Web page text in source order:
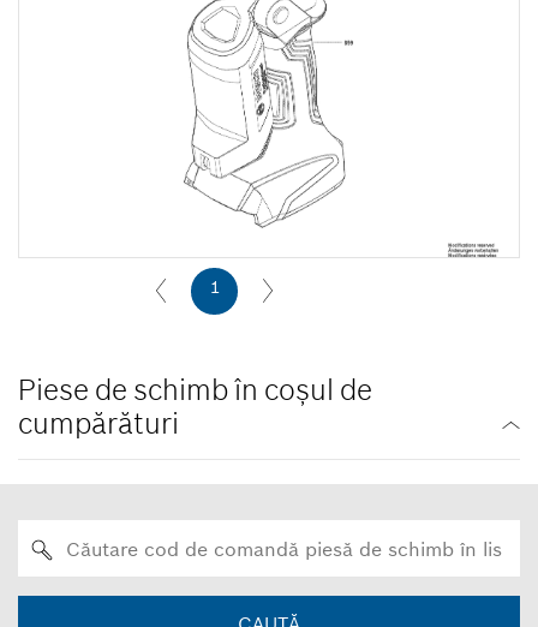
1
Piese de schimb în coşul de
cumpărături